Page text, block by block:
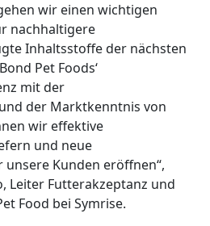
wir einen wichtigen
nachhaltigere
Inhaltsstoffe der nächsten
Pet Foods‘
mit der
der Marktkenntnis von
wir effektive
und neue
Kunden eröffnen“,
Leiter Futterakzeptanz und
Food bei Symrise.